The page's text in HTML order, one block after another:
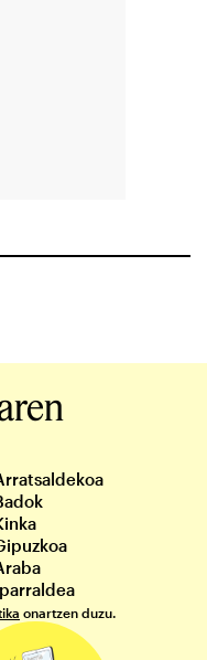
onartzen duzu.